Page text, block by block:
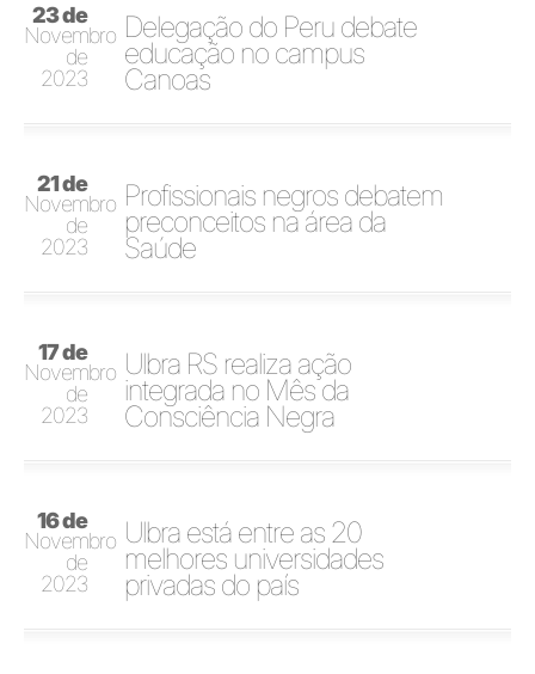
23 de
Novembro
de
2023
Delegação do Peru debate
educação no campus
Canoas
21 de
Novembro
de
2023
Profissionais negros debatem
preconceitos na área da
Saúde
17 de
Novembro
de
2023
Ulbra RS realiza ação
integrada no Mês da
Consciência Negra
16 de
Novembro
de
2023
Ulbra está entre as 20
melhores universidades
privadas do país